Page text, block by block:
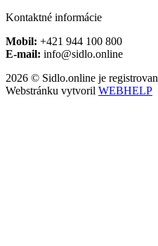
Kontaktné informácie
Mobil: +421 944 100 800
E-mail: info@sidlo.online
2026 © Sidlo.online je
Webstránku vytvoril WEBHELP